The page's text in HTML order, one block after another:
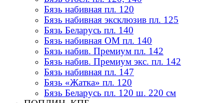
Бязь набивная пл. 120
Бязь набивная эксклюзив пл. 125
Бязь Беларусь пл. 140
Бязь набивная ОМ пл. 140
Бязь набив. Премиум пл. 142
Бязь набив. Премиум экс. пл. 142
Бязь набивная пл. 147
Бязь «Жатка» пл. 120
Бязь Беларусь пл. 120 ш. 220 см